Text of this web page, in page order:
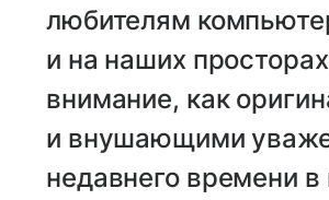
любителям
и на наших
внимание, как
и внушающими
недавнего времени